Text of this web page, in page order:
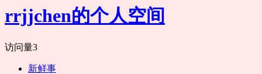
rrjjchen的个人空间
访问量3
新鲜事